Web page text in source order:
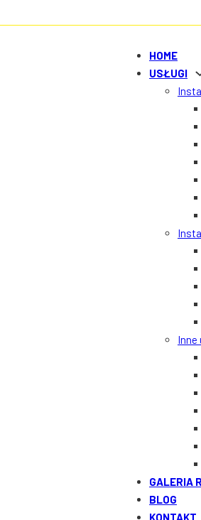
HOME
USŁUGI
Inne
GALERIA
BLOG
KONTAKT